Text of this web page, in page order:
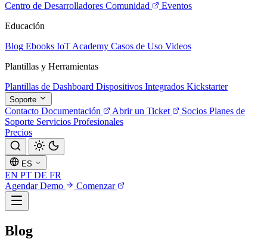
Centro de Desarrolladores Comunidad
Eventos
Educación
Blog Ebooks IoT Academy Casos de Uso Videos
Plantillas y Herramientas
Plantillas de Dashboard Dispositivos Integrados Kickstarter
Soporte
Contacto Documentación Abrir un Ticket Socios Planes de
Soporte Servicios Profesionales
Precios
ES
EN PT DE FR
Agendar Demo
Comenzar
Blog